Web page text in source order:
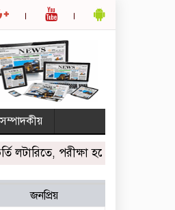
সম্পাদকীয়
পরীক্ষা হবে দ্বিতীয় থেকে নবম
জনপ্রিয়